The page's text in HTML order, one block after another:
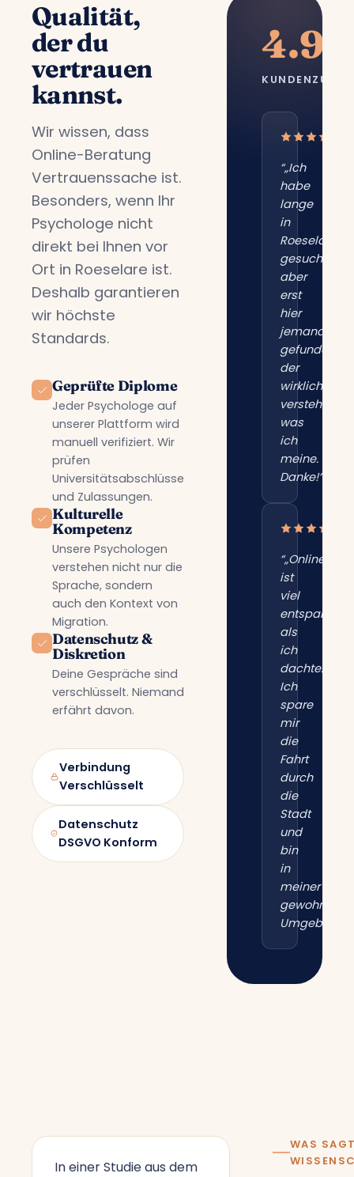
Qualität,
der du
vertrauen
kannst.
Wir wissen, dass
Online-Beratung
Vertrauenssache ist.
Besonders, wenn Ihr
Psychologe nicht
direkt bei Ihnen vor
Ort in Roeselare ist.
Deshalb garantieren
wir höchste
Standards.
Geprüfte Diplome
Jeder Psychologe auf
unserer Plattform wird
manuell verifiziert. Wir
prüfen
Universitätsabschlüsse
und Zulassungen.
Kulturelle
Kompetenz
Unsere Psychologen
verstehen nicht nur die
Sprache, sondern
auch den Kontext von
Migration.
Datenschutz &
Diskretion
Deine Gespräche sind
verschlüsselt. Niemand
erfährt davon.
Verbindung
Verschlüsselt
Datenschutz
DSGVO Konform
4.9/
“„Ich
habe
lange
in
Roeselare
gesucht,
aber
erst
hier
jemanden
gefunden,
der
wirklich
versteht,
was
ich
meine.
Danke!“”
“„Online
ist
viel
entspannter
als
ich
dachte.
Ich
spare
mir
die
Fahrt
durch
die
Stadt
und
bin
in
meiner
gewohnten
In einer Studie aus dem
WAS